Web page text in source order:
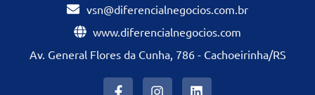
vsn@diferencialnegocios.com.br
www.diferencialnegocios.com
Av. General Flores da Cunha, 786 - Cachoeirinha/RS